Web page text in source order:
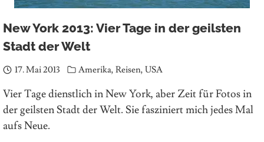
New York 2013: Vier Tage in der geilsten
Stadt der Welt
17. Mai 2013 Amerika, Reisen, USA
Vier Tage dienstlich in New York, aber Zeit für Fotos in
der geilsten Stadt der Welt. Sie fasziniert mich jedes Mal
aufs Neue.